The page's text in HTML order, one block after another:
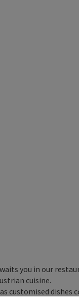
you in our
cuisine.
customised dishes